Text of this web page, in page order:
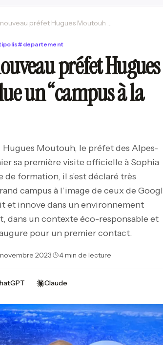
Sophia : le nouveau préfet Hugues Moutouh salue un “campus à la Google”
# departement
préfet Hugues
un “campus à la
Hugues Moutouh, le préfet des Alpes-
sa première visite officielle à Sophia
formation, il s’est déclaré très
campus à l’image de ceux de
et innove dans un environnement
dans un contexte éco-responsable et
pour un premier contact.
2023· 4 min de lecture
Claude